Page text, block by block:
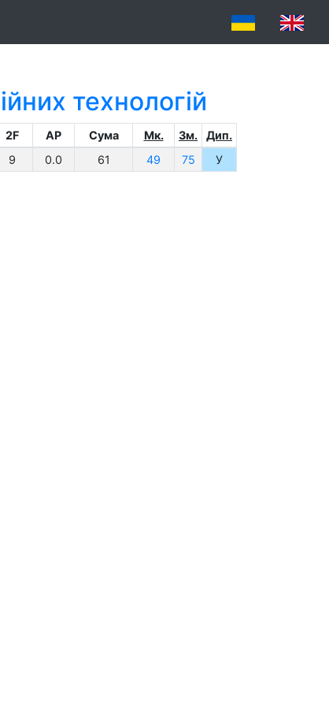
технологій
2F AP Сума Мк. Зм.
Дип.
9 0.0 61 49 75 У